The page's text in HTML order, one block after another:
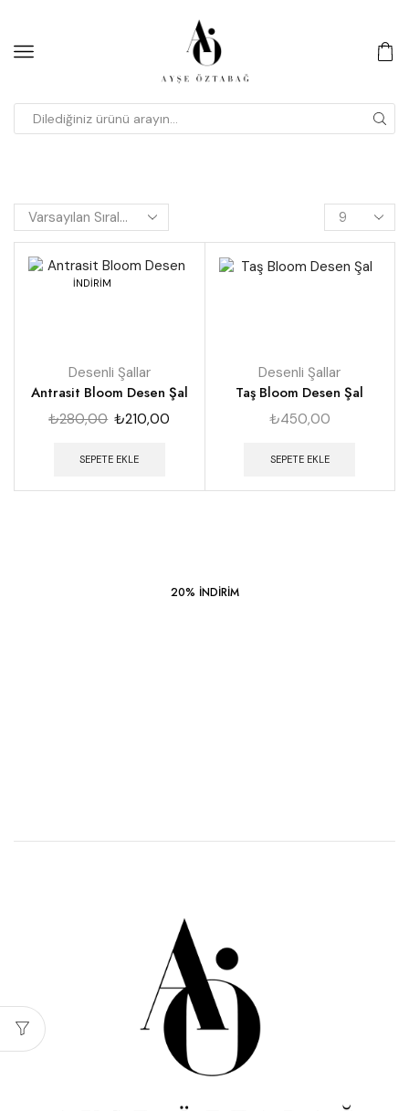
İNDİRİM
Desenli Şallar
Antrasit Bloom Desen Şal
₺280,00 ₺210,00
SEPETE EKLE
Desenli Şallar
Taş Bloom Desen Şal
₺450,00
SEPETE EKLE
20% INDIRIM